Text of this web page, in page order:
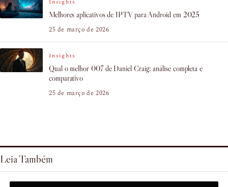
Insights
Melhores aplicativos de IPTV para Android em 2025
25 de março de 2026
Insights
Qual o melhor 007 de Daniel Craig: análise completa e
comparativo
25 de março de 2026
Leia Também